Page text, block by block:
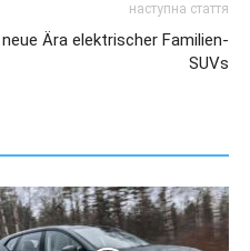
наступна стаття
Ära elektrischer Familien-
SUVs